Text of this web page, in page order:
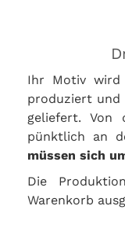
Ihr Motiv wird
produziert und
geliefert. Von
pünktlich an
müssen sich
Die
Warenkorb